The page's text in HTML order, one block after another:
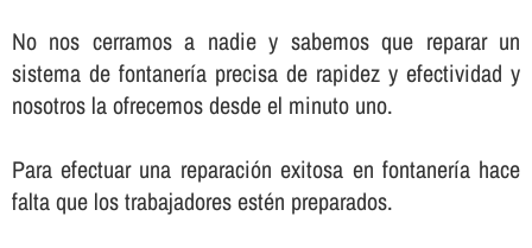
No nos cerramos a nadie y sabemos que reparar un
sistema de fontanerí­a precisa de rapidez y efectividad y
nosotros la ofrecemos desde el minuto uno.
Para efectuar una reparación exitosa en fontanerí­a hace
falta que los trabajadores estén preparados.